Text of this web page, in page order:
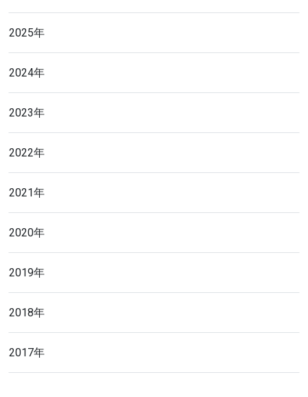
2025年
2024年
2023年
2022年
2021年
2020年
2019年
2018年
2017年